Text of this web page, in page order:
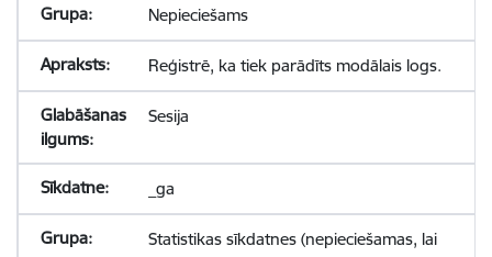
Nepieciešams
Reģistrē, ka tiek parādīts modālais logs.
Sesija
_ga
Statistikas sīkdatnes (nepieciešamas, lai